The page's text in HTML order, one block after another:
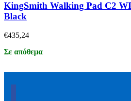
KingSmith Walking Pad C2
Black
€435,24
Σε απόθεμα